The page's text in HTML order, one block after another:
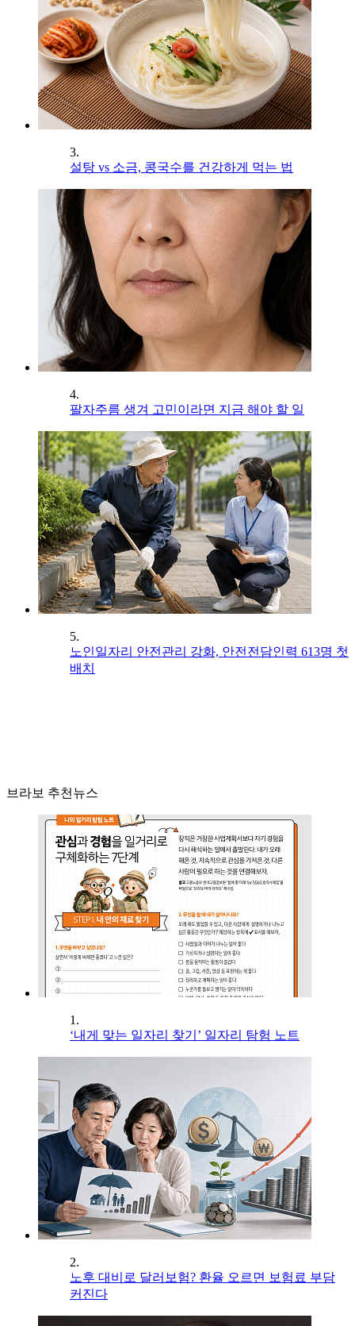
3.
설탕 vs 소금, 콩국수를 건강하게 먹는 법
4.
팔자주름 생겨 고민이라면 지금 해야 할 일
5.
노인일자리 안전관리 강화, 안전전담인력 613명 첫
배치
브라보 추천뉴스
1.
‘내게 맞는 일자리 찾기’ 일자리 탐험 노트
2.
노후 대비로 달러보험? 환율 오르면 보험료 부담
커진다